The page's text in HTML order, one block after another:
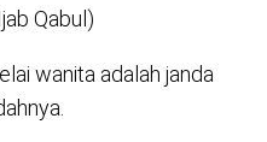
Qabul)
wanita adalah janda